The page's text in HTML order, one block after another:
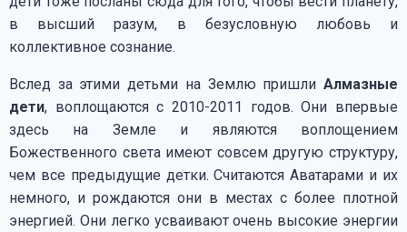
в высший разум, в безусловную любовь и
коллективное сознание.
Вслед за этими детьми на Землю пришли Алмазные
дети, воплощаются с 2010-2011 годов. Они впервые
здесь на Земле и являются воплощением
Божественного света имеют совсем другую структуру,
чем все предыдущие детки. Считаются Аватарами и их
немного, и рождаются они в местах с более плотной
энергией. Они легко усваивают очень высокие энергии